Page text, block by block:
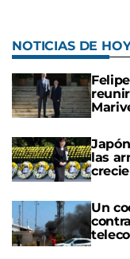
NOTICIAS DE
las
Un